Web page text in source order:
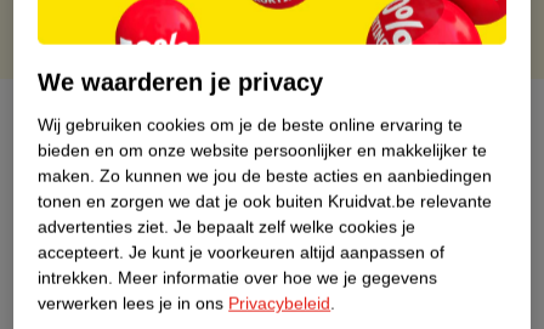
Over dit product
Productinformatie
Etiketinformatie
Nature Impact Score
We waarderen je privacy
Wij gebruiken cookies om je de beste online ervaring te
bieden en om onze website persoonlijker en makkelijker te
maken. Zo kunnen we jou de beste acties en aanbiedingen
tonen en zorgen we dat je ook buiten Kruidvat.be relevante
advertenties ziet. Je bepaalt zelf welke cookies je
accepteert. Je kunt je voorkeuren altijd aanpassen of
intrekken. Meer informatie over hoe we je gegevens
verwerken lees je in ons Privacybeleid.